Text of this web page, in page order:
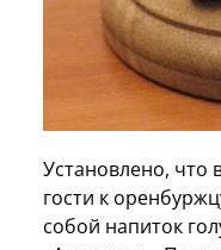
Установлено, что
гости к
собой напиток